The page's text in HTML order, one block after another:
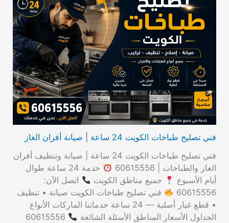
فني تصليح طباخات الكويت 24 ساعة | صيانة أفران الغاز
فني تصليح طباخات الكويت 24 ساعة | صيانة وتنظيف أفران
الغاز والطباخات | 60615556
خدمة 24 ساعة طوال
أيام الأسبوع
جميع مناطق الكويت
اتصل الآن:
60615556
فني تصليح طباخات الكويت صيانة • تنظيف
• قطع غيار أصلية — 24 ساعة خدماتنا الماركات الأنواع
الجداول الأسعار المناطق الأسئلة الشائعة
60615556